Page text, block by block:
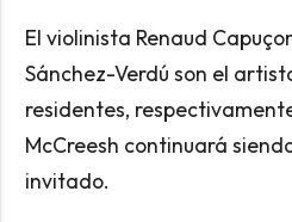
El violinista Renaud
Sánchez-Verdú son el
residentes,
McCreesh continuará
invitado.